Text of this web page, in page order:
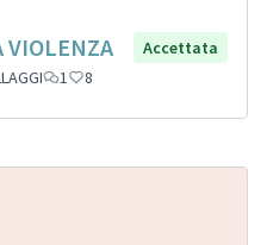
VIOLENZA
Accettata
1 8